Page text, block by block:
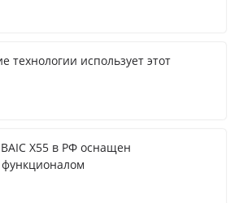
технологии использует этот
X55 в РФ оснащен